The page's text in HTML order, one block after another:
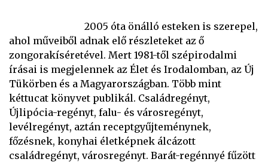
2005 óta önálló esteken is szerepel,
ahol műveiből adnak elő részleteket az ő
zongorakíséretével. Mert 1981-től szépirodalmi
írásai is megjelennek az Élet és Irodalomban, az Új
Tükörben és a Magyarországban. Több mint
kéttucat könyvet publikál. Családregényt,
Újlipócia-regényt, falu- és városregényt,
levélregényt, aztán receptgyűjteménynek,
főzésnek, konyhai életképnek álcázott
családregényt, városregényt. Barát-regénnyé fűzött